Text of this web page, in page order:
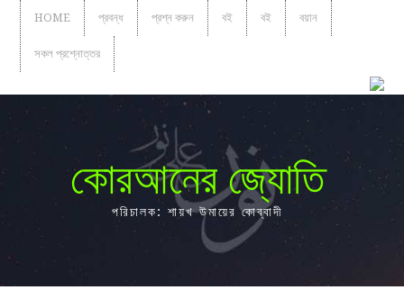
HOME প্রবন্ধ প্রশ্ন করুন বই বই বয়ান
সকল প্রশ্নোত্তর
কোরআনের জ্যোতি
পরিচালক: শায়খ উমায়ের কোব্বাদী